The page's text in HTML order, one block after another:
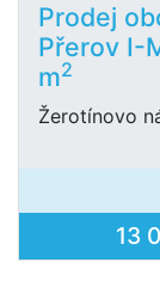
Prodej
Přerov I-
m2
Žerotínovo
13